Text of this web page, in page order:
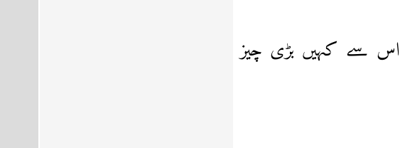
اس سے کہیں بڑی چیز